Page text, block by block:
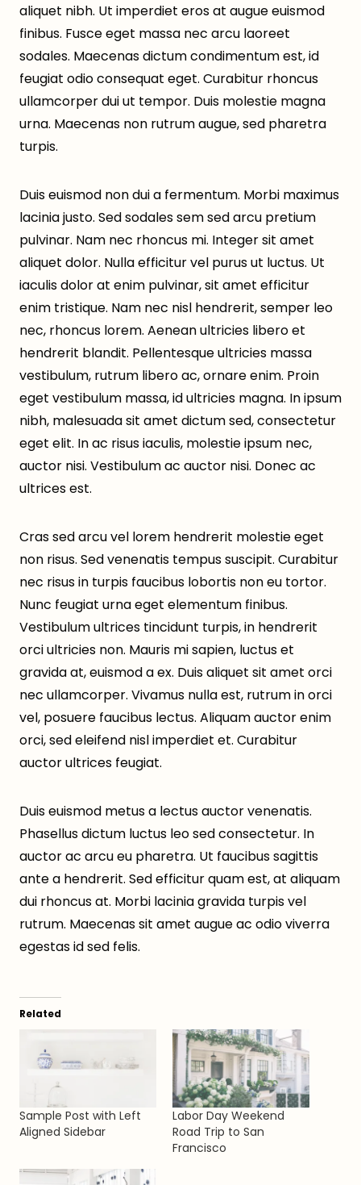
aliquet nibh. Ut imperdiet eros at augue euismod
finibus. Fusce eget massa nec arcu laoreet
sodales. Maecenas dictum condimentum est, id
feugiat odio consequat eget. Curabitur rhoncus
ullamcorper dui ut tempor. Duis molestie magna
urna. Maecenas non rutrum augue, sed pharetra
turpis.
Duis euismod non dui a fermentum. Morbi maximus
lacinia justo. Sed sodales sem sed arcu pretium
pulvinar. Nam nec rhoncus mi. Integer sit amet
aliquet dolor. Nulla efficitur vel purus ut luctus. Ut
iaculis dolor at enim pulvinar, sit amet efficitur
enim tristique. Nam nec nisl hendrerit, semper leo
nec, rhoncus lorem. Aenean ultricies libero et
hendrerit blandit. Pellentesque ultricies massa
vestibulum, rutrum libero ac, ornare enim. Proin
eget vestibulum massa, id ultricies magna. In ipsum
nibh, malesuada sit amet dictum sed, consectetur
eget elit. In ac risus iaculis, molestie ipsum nec,
auctor nisi. Vestibulum ac auctor nisi. Donec ac
ultrices est.
Cras sed arcu vel lorem hendrerit molestie eget
non risus. Sed venenatis tempus suscipit. Curabitur
nec risus in turpis faucibus lobortis non eu tortor.
Nunc feugiat urna eget elementum finibus.
Vestibulum ultrices tincidunt turpis, in hendrerit
orci ultricies non. Mauris mi sapien, luctus et
gravida at, euismod a ex. Duis aliquet sit amet orci
nec ullamcorper. Vivamus nulla est, rutrum in orci
vel, posuere faucibus lectus. Aliquam auctor enim
orci, sed eleifend nisl imperdiet et. Curabitur
auctor ultrices feugiat.
Duis euismod metus a lectus auctor venenatis.
Phasellus dictum luctus leo sed consectetur. In
auctor ac arcu eu pharetra. Ut faucibus sagittis
ante a hendrerit. Sed efficitur quam est, at aliquam
dui rhoncus at. Morbi lacinia gravida turpis vel
rutrum. Maecenas sit amet augue ac odio viverra
egestas id sed felis.
Related
Sample Post with Left
Aligned Sidebar
Labor Day Weekend
Road Trip to San
Francisco